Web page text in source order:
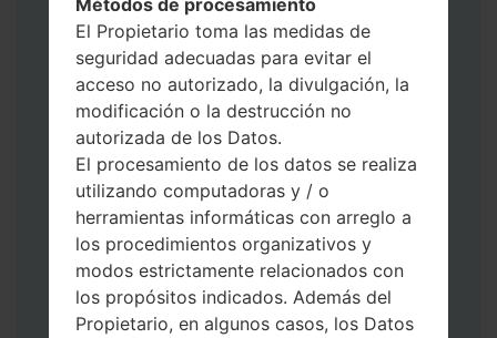
Instrucciones
Métodos de procesamiento
El Propietario toma las medidas de
seguridad adecuadas para evitar el
acceso no autorizado, la divulgación, la
modificación o la destrucción no
autorizada de los Datos.
El procesamiento de los datos se realiza
utilizando computadoras y / o
herramientas informáticas con arreglo a
los procedimientos organizativos y
modos estrictamente relacionados con
los propósitos indicados. Además del
Propietario, en algunos casos, los Datos